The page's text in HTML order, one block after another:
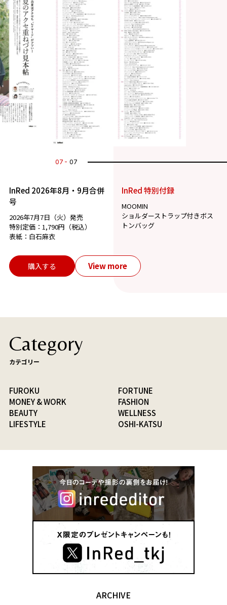
07 07
InRed 2026年8月・9月合併
号
2026年7月7日（火）発売
特別定価：1,790円（税込）
表紙：白石麻衣
InRed 特別付録
MOOMIN
ショルダーストラップ付きボス
トンバッグ
購入する View more
Category
カテゴリー
FUROKU
FORTUNE
MONEY & WORK
FASHION
BEAUTY
WELLNESS
LIFESTYLE
OSHI-KATSU
ARCHIVE